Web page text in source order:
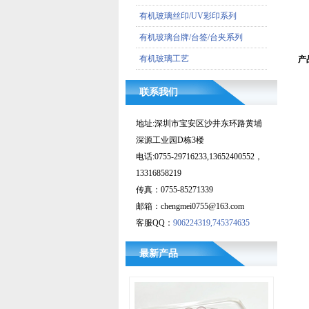
有机玻璃丝印/UV彩印系列
有机玻璃台牌/台签/台夹系列
有机玻璃工艺
联系我们
地址:深圳市宝安区沙井东环路黄埔
深源工业园D栋3楼
电话:0755-29716233,13652400552，
13316858219
传真：0755-85271339
邮箱：chengmei0755@163.com
客服QQ： 906224319,745374635
最新产品
产